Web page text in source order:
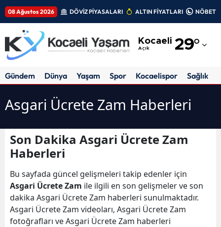
08 Ağustos 2026 DÖVİZ PİYASALARI ALTIN FİYATLARI
Kocaeli
Açık 29°
Adıyaman
Amasya
Ankara
Artvin
Aydın
Balıkesir
Gündem Dünya Yaşam Spor Kocaelispor Sağlık
Asgari Ücrete Zam Haberleri
Son Dakika Asgari Ücrete Zam
Haberleri
Bu sayfada güncel gelişmeleri takip edenler için
Asgari Ücrete Zam ile ilgili en son gelişmeler ve son
dakika Asgari Ücrete Zam haberleri sunulmaktadır.
Asgari Ücrete Zam videoları, Asgari Ücrete Zam
fotoğrafları ve Asgari Ücrete Zam haberleri